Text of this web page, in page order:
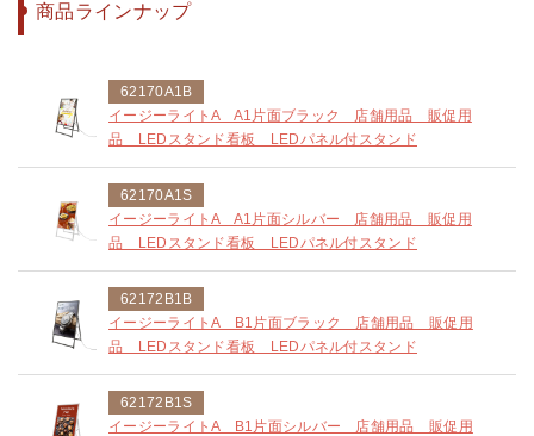
商品ラインナップ
62170A1B
イージーライトA A1片面ブラック 店舗用品 販促用
品 LEDスタンド看板 LEDパネル付スタンド
62170A1S
イージーライトA A1片面シルバー 店舗用品 販促用
品 LEDスタンド看板 LEDパネル付スタンド
62172B1B
イージーライトA B1片面ブラック 店舗用品 販促用
品 LEDスタンド看板 LEDパネル付スタンド
62172B1S
イージーライトA B1片面シルバー 店舗用品 販促用